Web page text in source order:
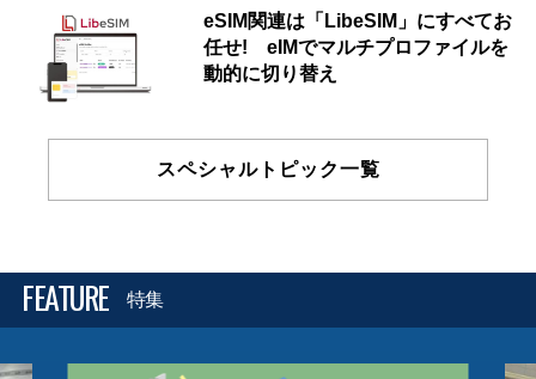
eSIM関連は「LibeSIM」にすべてお
任せ! eIMでマルチプロファイルを
動的に切り替え
スペシャルトピック一覧
FEATURE 特集